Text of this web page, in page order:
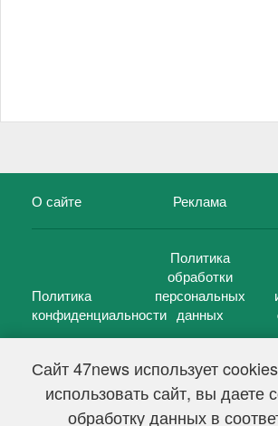
Сайт 47news использует
использовать сайт, вы даете
обработку данных в
О сайте Реклама
Политика
конфиденциальности
Политика
обработки
персональных
данных
47 новостей (47 news)2005 — 2026 г.
Свидетельство о регистрации СМИ Эл № ФС